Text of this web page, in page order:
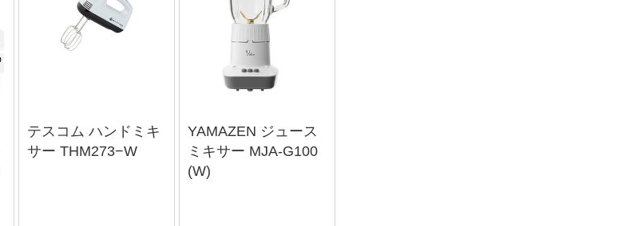
テスコム ハンドミキ
サー THM273−W
YAMAZEN ジュース
ミキサー MJA-G100
(W)